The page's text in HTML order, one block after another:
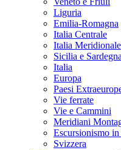
Liguria
Emilia-Romagna
Italia Centrale
Italia Meridionale
Sicilia e
Italia
Europa
Paesi
Vie ferrate
Vie e Cammini
Meridiani
Escursionismo
Svizzera